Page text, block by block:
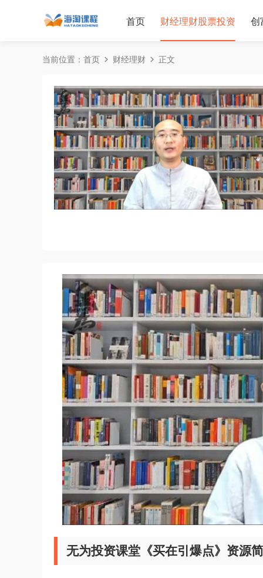
首页 财经理财股票投资 创
当前位置： 首页 财经理财 正文
无为投资课堂《买在引爆点》资源